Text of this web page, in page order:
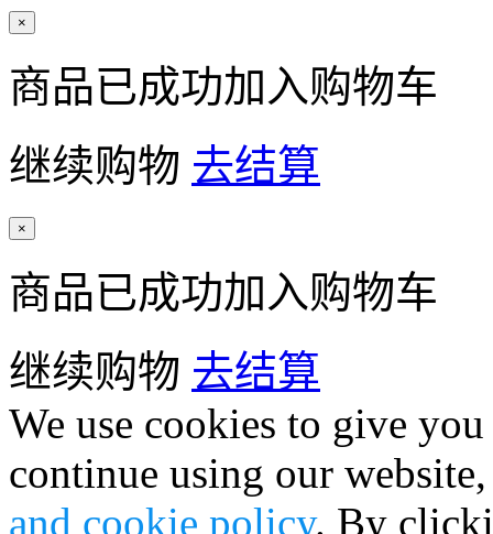
×
商品已成功加入购物车
继续购物 去结算
×
商品已成功加入购物车
继续购物 去结算
We use cookies to give
continue using our
and cookie policy. By